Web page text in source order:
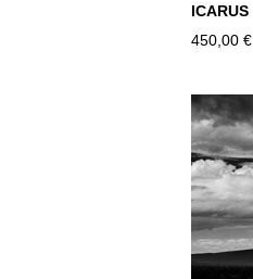
ICARUS
450,00 €